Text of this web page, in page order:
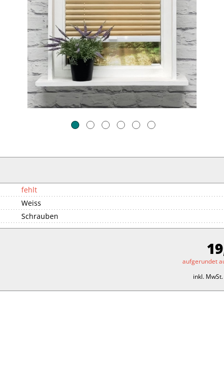
fehlt
Weiss
Schrauben
aufgerundet
inkl. MwSt.